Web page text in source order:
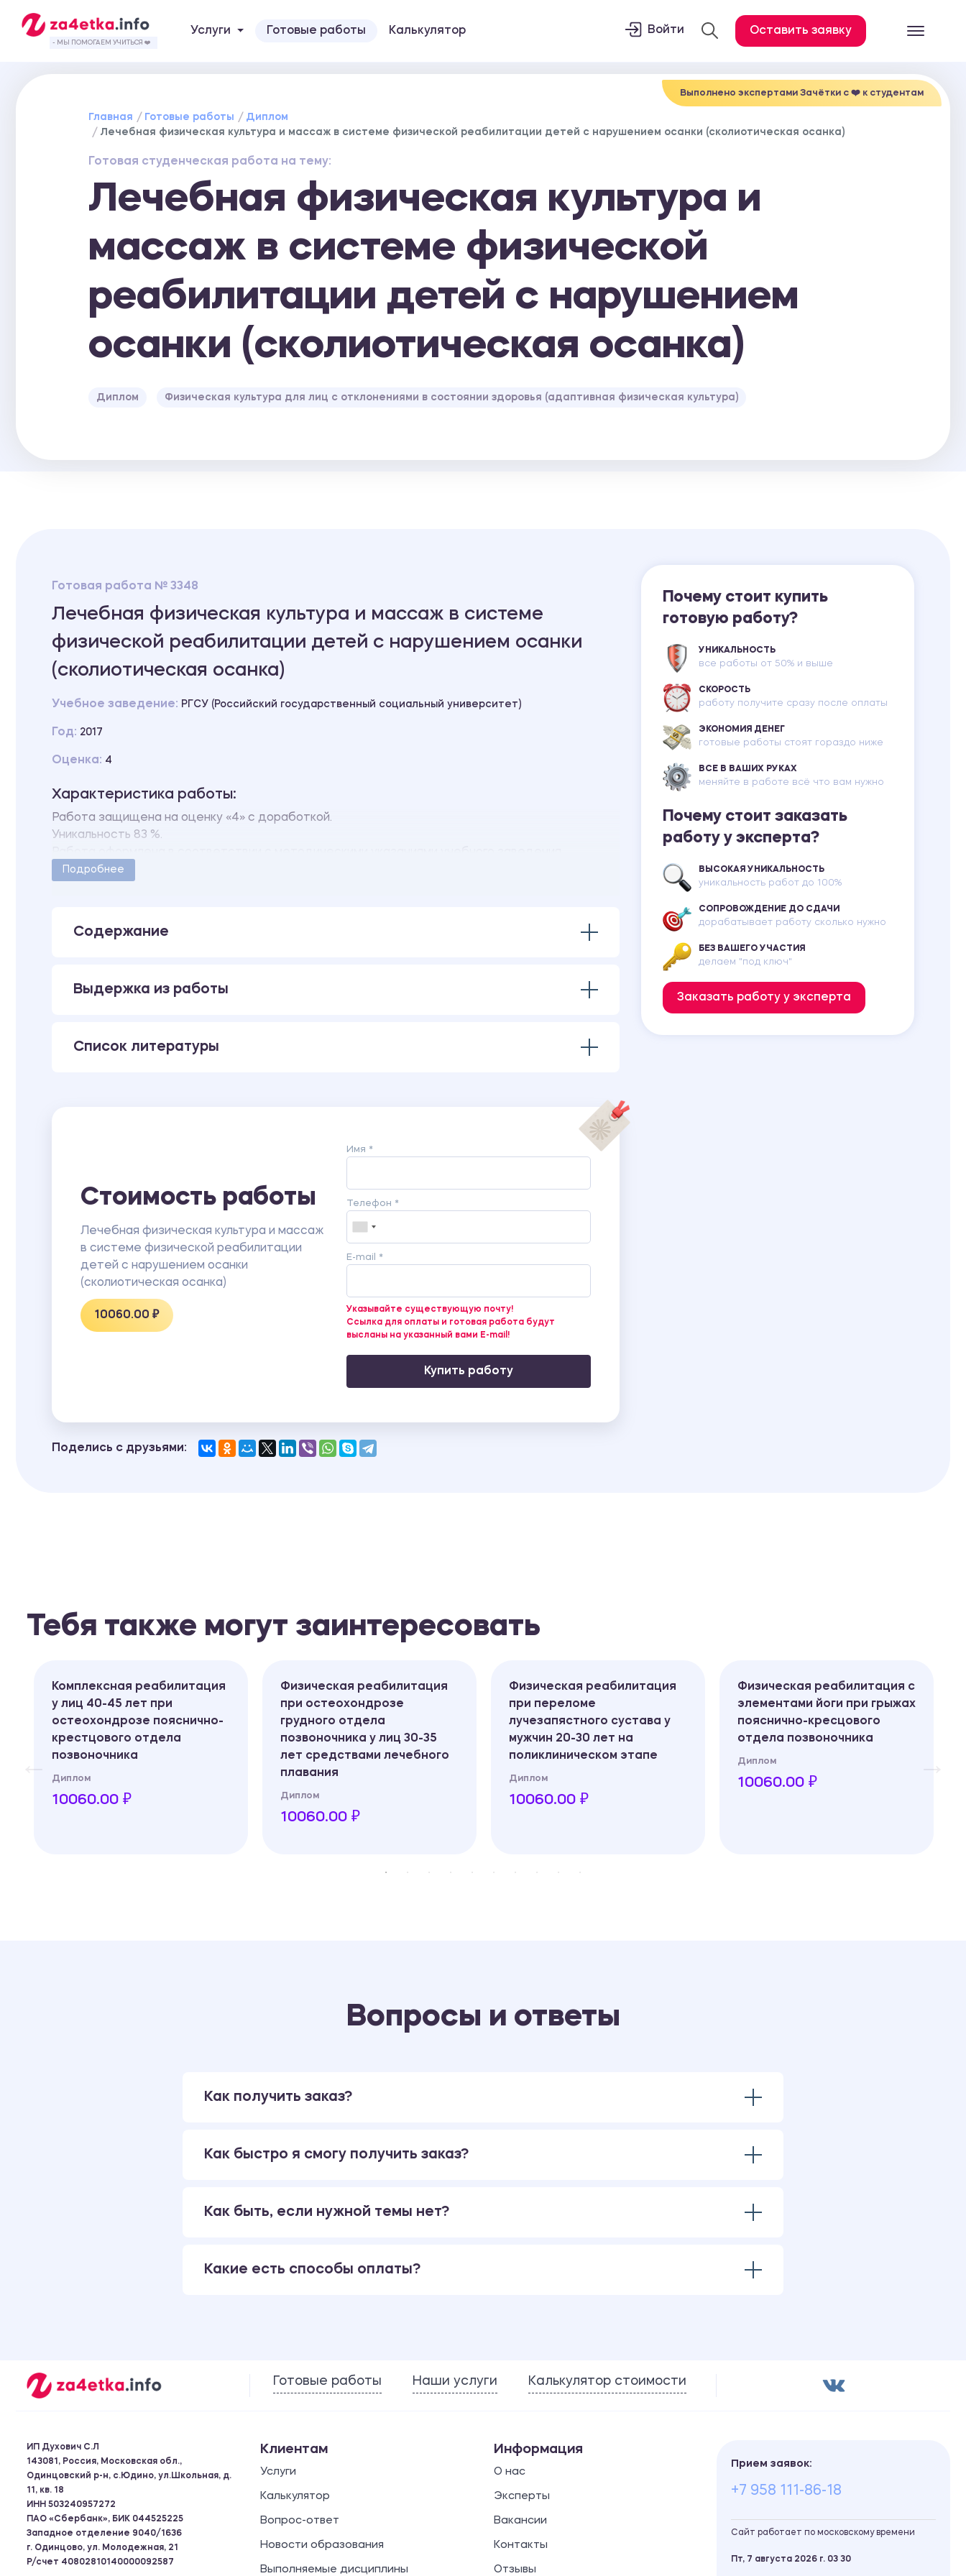
Все услуги
Дипломная работа
План-конспект
Дневник по практике
- МЫ ПОМОГАЕМ УЧИТЬСЯ ❤️
Услуги Готовые работы Калькулятор Войти Оставить заявку
Выполнено экспертами Зачётки c ❤️ к студентам
Главная Готовые работы
Диплом
Лечебная физическая культура и массаж в системе физической реабилитации детей с нарушением осанки (сколиотическая осанка)
Готовая студенческая работа на тему:
Лечебная физическая культура и
массаж в системе физической
реабилитации детей с нарушением
осанки (сколиотическая осанка)
Диплом Физическая культура для лиц с отклонениями в состоянии здоровья (адаптивная физическая культура)
Готовая работа № 3348
Лечебная физическая культура и массаж в системе
физической реабилитации детей с нарушением осанки
(сколиотическая осанка)
Учебное заведение: РГСУ (Российский государственный социальный университет)
Год: 2017
Оценка: 4
Характеристика работы:
Работа защищена на оценку «4» с доработкой.
Уникальность 83 %.
Количество страниц - 80.
Комплекс №1: «Начало реабилитационного периода»
Подробнее
Содержание
Выдержка из работы
Список литературы
Стоимость работы
Лечебная физическая культура и массаж
в системе физической реабилитации
детей с нарушением осанки
(сколиотическая осанка)
10060.00 ₽
Имя *
Телефон *
E-mail *
Указывайте существующую почту!
Ссылка для оплаты и готовая работа будут
высланы на указанный вами E-mail!
Купить работу
Почему стоит купить
готовую работу?
УНИКАЛЬНОСТЬ
все работы от 50% и выше
СКОРОСТЬ
работу получите сразу после оплаты
ЭКОНОМИЯ ДЕНЕГ
готовые работы стоят гораздо ниже
ВСЕ В ВАШИХ РУКАХ
меняйте в работе всё что вам нужно
Почему стоит заказать
работу у эксперта?
ВЫСОКАЯ УНИКАЛЬНОСТЬ
уникальность работ до 100%
СОПРОВОЖДЕНИЕ ДО СДАЧИ
дорабатывает работу сколько нужно
БЕЗ ВАШЕГО УЧАСТИЯ
делаем "под ключ"
Заказать работу у эксперта
Поделись с друзьями:
Тебя также могут заинтересовать
Комплексная реабилитация
у лиц 40-45 лет при
остеохондрозе пояснично-
крестцового отдела
позвоночника
Диплом
10060.00 ₽
Физическая реабилитация
при остеохондрозе
грудного отдела
позвоночника у лиц 30-35
лет средствами лечебного
плавания
Диплом
10060.00 ₽
Физическая реабилитация
при переломе
лучезапястного сустава у
мужчин 20-30 лет на
поликлиническом этапе
Диплом
10060.00 ₽
Физическая реабилитация с
элементами йоги при грыжах
пояснично-кресцового
отдела позвоночника
Диплом
10060.00 ₽
Вопросы и ответы
Как получить заказ?
Как быстро я смогу получить заказ?
Как быть, если нужной темы нет?
Какие есть способы оплаты?
Готовые работы Наши услуги Калькулятор стоимости
ИП Духович С.Л
143081, Россия, Московская обл.,
Одинцовский р-н, с.Юдино, ул.Школьная, д.
11, кв. 18
ИНН 503240957272
ПАО «Сбербанк», БИК 044525225
Западное отделение 9040/1636
г. Одинцово, ул. Молодежная, 21
Р/счет 40802810140000092587
Клиентам
Услуги
Калькулятор
Вопрос-ответ
Новости образования
Выполняемые дисциплины
Информация
О нас
Эксперты
Вакансии
Контакты
Отзывы
Прием заявок:
+7 958 111-86-18
Сайт работает по московскому времени
Пт, 7 августа 2026 г. 03 30